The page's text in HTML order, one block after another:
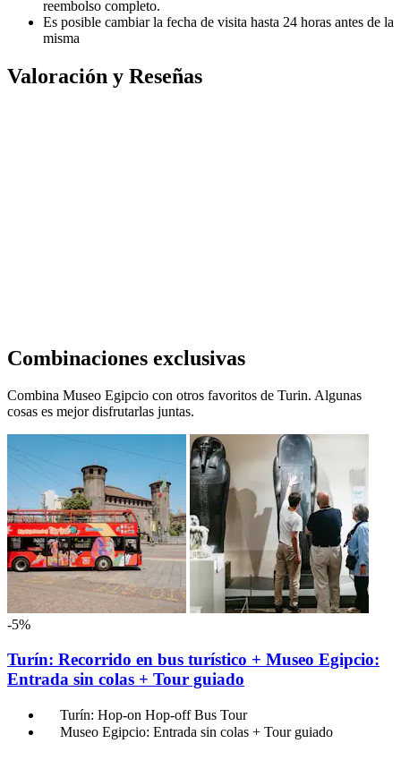
reembolso completo.
Es posible cambiar la fecha de visita hasta 24 horas antes de la
misma
Valoración y Reseñas
Combinaciones exclusivas
Combina Museo Egipcio con otros favoritos de Turin. Algunas
cosas es mejor disfrutarlas juntas.
-5%
Turín: Recorrido en bus turístico + Museo Egipcio:
Entrada sin colas + Tour guiado
Turín: Hop-on Hop-off Bus Tour
Museo Egipcio: Entrada sin colas + Tour guiado